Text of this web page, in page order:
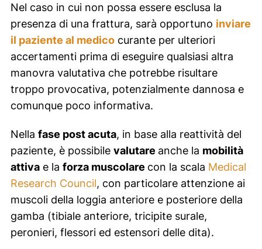
Nel caso in cui non possa essere esclusa la
presenza di una frattura, sarà opportuno inviare
il paziente al medicocurante per ulteriori
accertamenti prima di eseguire qualsiasi altra
manovra valutativa che potrebbe risultare
troppo provocativa, potenzialmente dannosa e
comunque poco informativa.
Nella fase post acuta, in base alla reattività del
paziente, è possibile valutare anche la mobilità
attivae la forza muscolare con la scala Medical
Research Council, con particolare attenzione ai
muscoli della loggia anteriore e posteriore della
gamba (tibiale anteriore, tricipite surale,
peronieri, flessori ed estensori delle dita).